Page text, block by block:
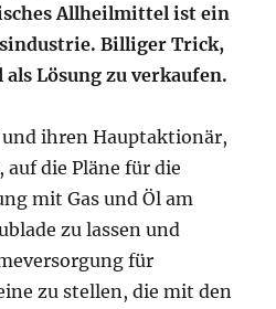
Allheilmittel ist ein
Billiger Trick,
als Lösung zu verkaufen.
ihren Hauptaktionär,
die Pläne für die
mit Gas und Öl am
zu lassen und
für
zu stellen, die mit den